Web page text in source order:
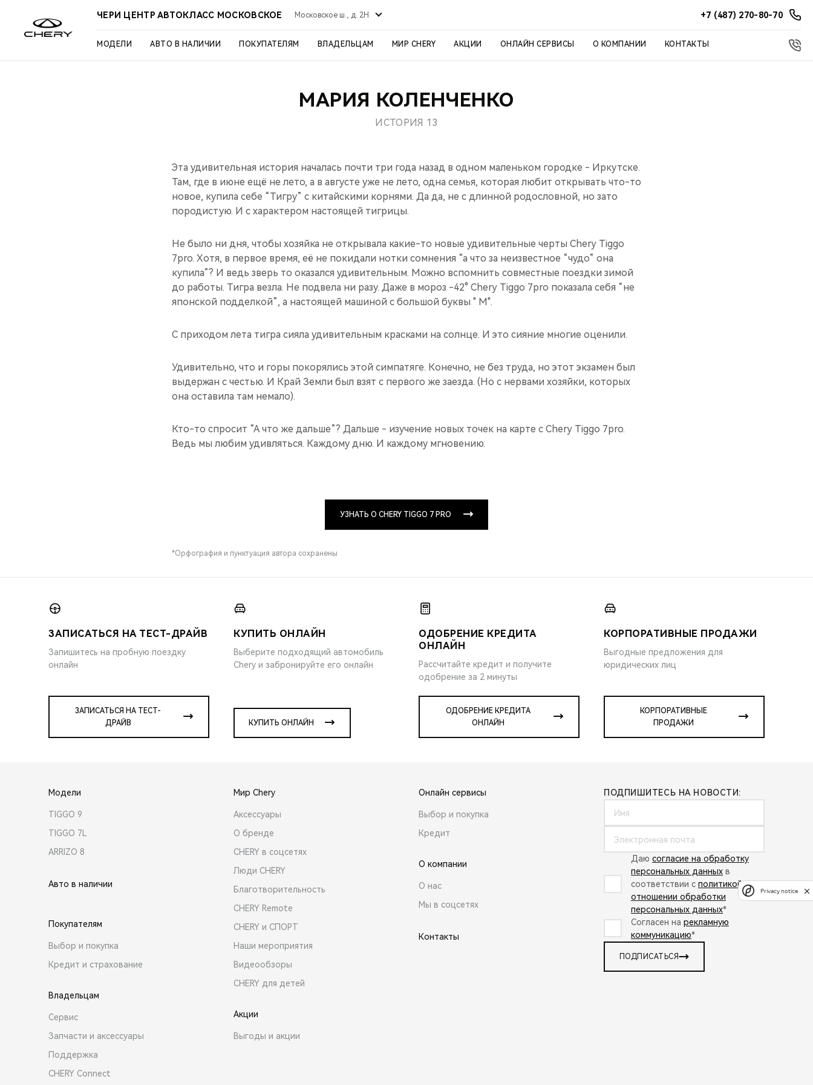
ЧЕРИ ЦЕНТР АВТОКЛАСС МОСКОВСКОЕ Московское ш., д. 2Н +7 (487) 270-80-70
МОДЕЛИ АВТО В НАЛИЧИИ ПОКУПАТЕЛЯМ ВЛАДЕЛЬЦАМ МИР CHERY АКЦИИ ОНЛАЙН СЕРВИСЫ О КОМПАНИИ КОНТАКТЫ
МАРИЯ КОЛЕНЧЕНКО
ИСТОРИЯ 13
Эта удивительная история началась почти три года назад в одном маленьком городке - Иркутске.
Там, где в июне ещё не лето, а в августе уже не лето, одна семья, которая любит открывать что-то
новое, купила себе “Тигру” с китайскими корнями. Да да, не с длинной родословной, но зато
породистую. И с характером настоящей тигрицы.
Не было ни дня, чтобы хозяйка не открывала какие-то новые удивительные черты Chery Tiggo
7pro. Хотя, в первое время, её не покидали нотки сомнения “а что за неизвестное “чудо” она
купила”? И ведь зверь то оказался удивительным. Можно вспомнить совместные поездки зимой
до работы. Тигра везла. Не подвела ни разу. Даже в мороз -42° Chery Tiggo 7pro показала себя “не
японской подделкой”, а настоящей машиной с большой буквы " М".
С приходом лета тигра сияла удивительным красками на солнце. И это сияние многие оценили.
Удивительно, что и горы покорялись этой симпатяге. Конечно, не без труда, но этот экзамен был
выдержан с честью. И Край Земли был взят с первого же заезда. (Но с нервами хозяйки, которых
она оставила там немало).
Кто-то спросит “А что же дальше”? Дальше - изучение новых точек на карте с Chery Tiggo 7pro.
Ведь мы любим удивляться. Каждому дню. И каждому мгновению.
УЗНАТЬ О CHERY TIGGO 7 PRO
*Орфография и пунктуация автора сохранены
ЗАПИСАТЬСЯ НА ТЕСТ-ДРАЙВ
Запишитесь на пробную поездку
онлайн
ЗАПИСАТЬСЯ НА ТЕСТ-
ДРАЙВ
КУПИТЬ ОНЛАЙН
Выберите подходящий автомобиль
Chery и забронируйте его онлайн
КУПИТЬ ОНЛАЙН
ОДОБРЕНИЕ КРЕДИТА
ОНЛАЙН
Рассчитайте кредит и получите
одобрение за 2 минуты
ОДОБРЕНИЕ КРЕДИТА
ОНЛАЙН
КОРПОРАТИВНЫЕ ПРОДАЖИ
Выгодные предложения для
юридических лиц
КОРПОРАТИВНЫЕ
ПРОДАЖИ
Модели
TIGGO 9
TIGGO 7L
ARRIZO 8
Авто в наличии
Покупателям
Выбор и покупка
Кредит и страхование
Владельцам
Сервис
Запчасти и аксессуары
Поддержка
CHERY Connect
Мир Chery
Аксессуары
О бренде
CHERY в соцсетях
Люди CHERY
Благотворительность
CHERY Remote
CHERY и СПОРТ
Наши мероприятия
Видеообзоры
CHERY для детей
Акции
Выгоды и акции
Онлайн сервисы
Выбор и покупка
Кредит
О компании
О нас
Мы в соцсетях
Контакты
ПОДПИШИТЕСЬ НА НОВОСТИ:
Даю согласие на обработку
персональных данных в
соответствии с политикой в
отношении обработки
персональных данных*
Согласен на рекламную
коммуникацию*
ПОДПИСАТЬСЯ
Privacy notice